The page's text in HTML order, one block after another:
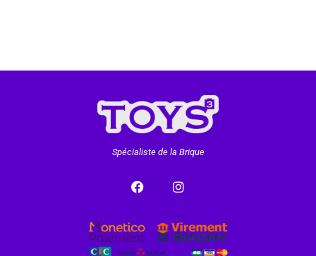
Spécialiste de la Brique